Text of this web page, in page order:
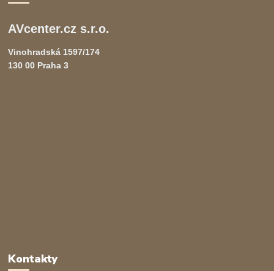
AVcenter.cz s.r.o.
Vinohradská 1597/174
130 00 Praha 3
Kontakty